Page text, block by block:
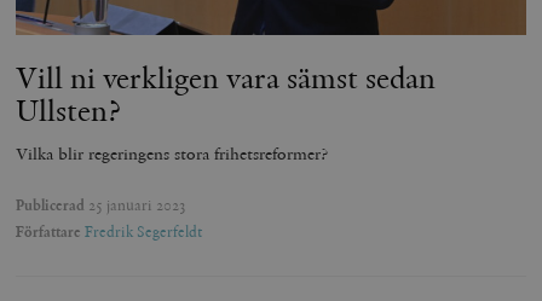
Vill ni verkligen vara sämst sedan
Ullsten?
Vilka blir regeringens stora frihetsreformer?
Publicerad 25 januari 2023
Författare Fredrik Segerfeldt